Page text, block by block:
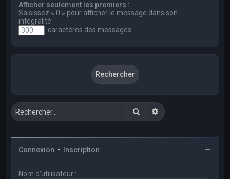
Afficher seulement les premiers :
Saisissez « 0 » pour afficher le message dans son
intégralité.
caractères des messages
RechercherRecherche avancée
Connexion • Inscription
Nom d’utilisateur :